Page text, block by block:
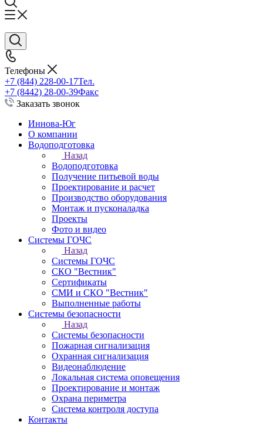
Телефоны
+7 (844) 228-00-17Тел.
+7 (8442) 28-00-39Факс
Заказать звонок
Иннова-Юг
О компании
Водоподготовка
Назад
Водоподготовка
Получение питьевой воды
Проектирование и расчет
Производство оборудования
Монтаж и пусконаладка
Проекты
Фото и видео
Системы ГОЧС
Назад
Системы ГОЧС
СКО "Вестник"
Сертификаты
СМИ и СКО "Вестник"
Выполненные работы
Системы безопасности
Назад
Системы безопасности
Пожарная сигнализация
Охранная сигнализация
Видеонаблюдение
Локальная система оповещения
Проектирование и монтаж
Охрана периметра
Система контроля доступа
Контакты